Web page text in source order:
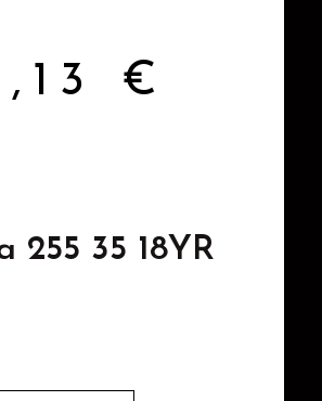
€
255 35 18YR